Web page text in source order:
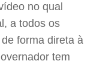
no qual
a todos os
forma direta à
tem